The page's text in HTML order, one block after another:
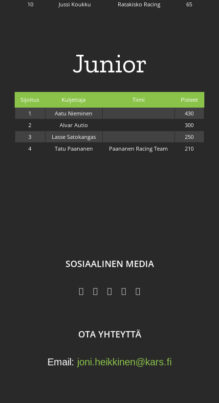
10
Jussi Koukku Ratakisko Racing 65
Junior
Sijoitus Kuljettaja Tiimi
Pisteet
1
Aatu Nieminen
430
2
Alvar Autio
300
3
Lasse Satokangas
250
4
Tatu Paananen Paananen Racing Team 210
SOSIAALINEN MEDIA
OTA YHTEYTTÄ
Email: joni.heikkinen@kars.fi